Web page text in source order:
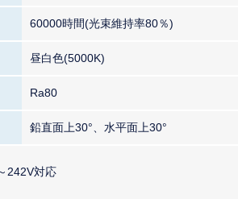
60000時間(光束維持率80％)
昼白色(5000K)
Ra80
鉛直面上30°、水平面上30°
242V対応